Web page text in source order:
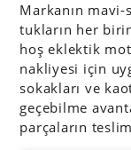
Markanın
tukların her
hoş eklektik
nakliyesi için
sokakları ve
geçebilme
parçaların